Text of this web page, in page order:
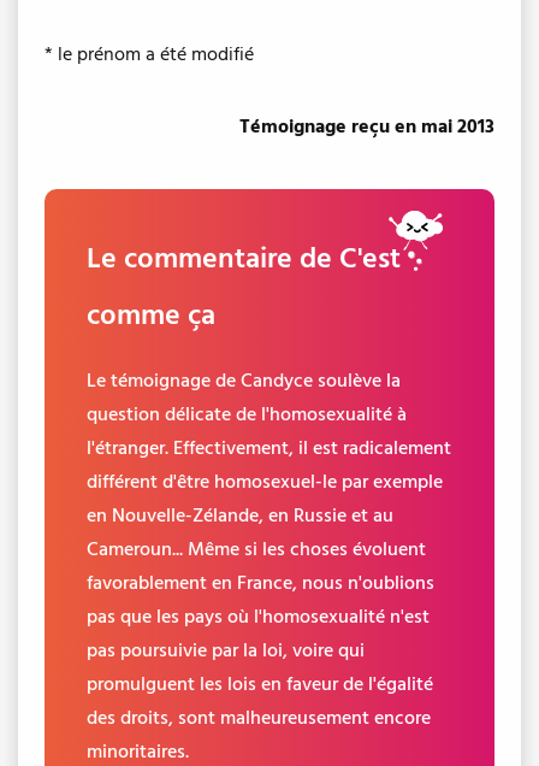
* le prénom a été modifié
Témoignage reçu en mai 2013
Le commentaire de C'est
comme ça
Le témoignage de Candyce soulève la
question délicate de l'homosexualité à
l'étranger. Effectivement, il est radicalement
différent d'être homosexuel-le par exemple
en Nouvelle-Zélande, en Russie et au
Cameroun... Même si les choses évoluent
favorablement en France, nous n'oublions
pas que les pays où l'homosexualité n'est
pas poursuivie par la loi, voire qui
promulguent les lois en faveur de l'égalité
des droits, sont malheureusement encore
minoritaires.